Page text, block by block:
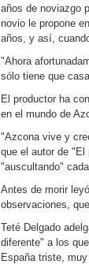
años de noviazgo
novio le propone
años, y así,
"Ahora
sólo tiene que
El productor ha
en el mundo de
"Azcona vive y
que el autor de "El
"auscultando"
Antes de morir
observaciones,
Teté Delgado
diferente" a los
España triste,